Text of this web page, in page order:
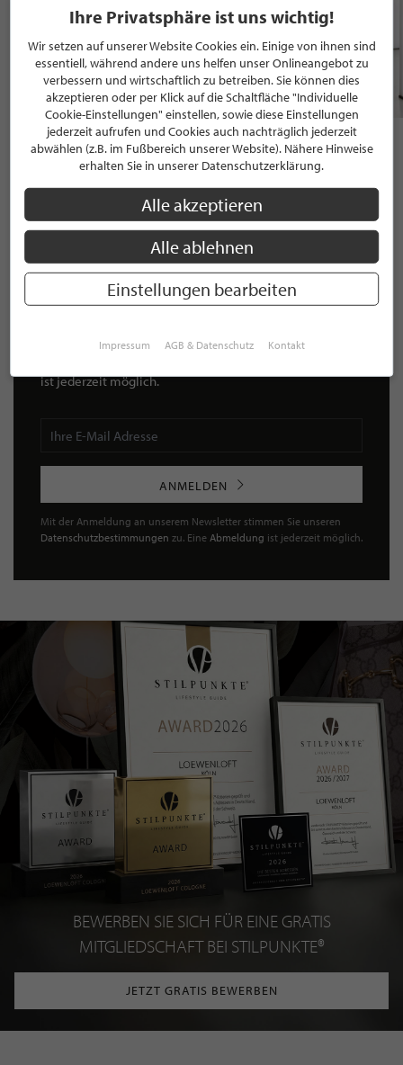
804 D3
8.990,00 €
Aida II
100.000,00 €
NEWSLETTER
Bleiben Sie immer UP TO DATE! Melden Sie sich jetzt für
unseren STILPUNKTE®-Newsletter an und profitieren Sie
Mit der Anmeldung für unseren Newsletter stimmen Sie
ist jederzeit möglich.
ANMELDEN
Mit der Anmeldung an unserem Newsletter stimmen Sie unseren
Datenschutzbestimmungen zu. Eine Abmeldung ist jederzeit möglich.
BEWERBEN SIE SICH FÜR EINE GRATIS
MITGLIEDSCHAFT BEI STILPUNKTE®
JETZT GRATIS BEWERBEN
Ihre Privatsphäre ist uns wichtig!
Wir setzen auf unserer Website Cookies ein. Einige von ihnen sind
essentiell, während andere uns helfen unser Onlineangebot zu
verbessern und wirtschaftlich zu betreiben. Sie können dies
akzeptieren oder per Klick auf die Schaltfläche "Individuelle
Cookie-Einstellungen" einstellen, sowie diese Einstellungen
jederzeit aufrufen und Cookies auch nachträglich jederzeit
abwählen (z.B. im Fußbereich unserer Website). Nähere Hinweise
erhalten Sie in unserer Datenschutzerklärung.
Alle akzeptieren
Alle ablehnen
Einstellungen bearbeiten
Impressum AGB & Datenschutz Kontakt